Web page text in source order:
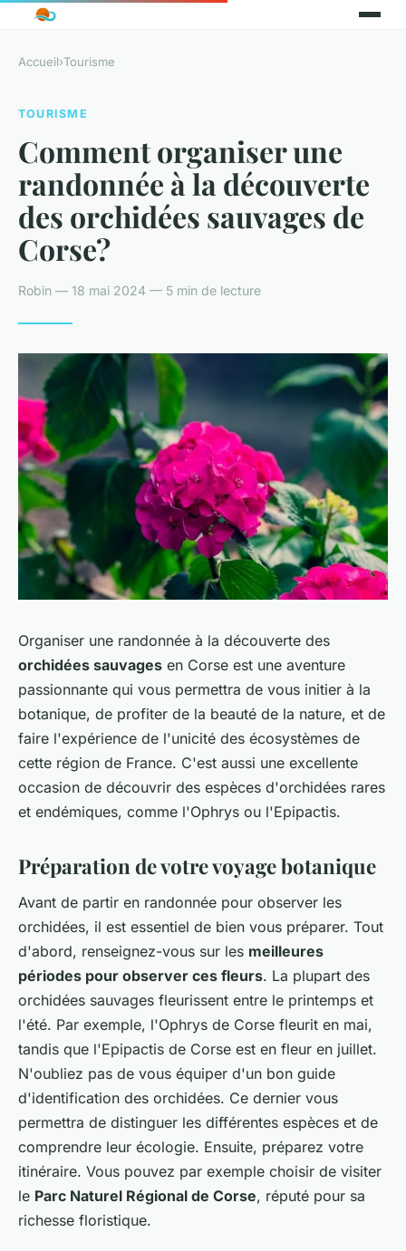
Accueil›Tourisme
TOURISME
Comment organiser une
randonnée à la découverte
des orchidées sauvages de
Corse?
Robin — 18 mai 2024 — 5 min de lecture
Organiser une randonnée à la découverte des
orchidées sauvages en Corse est une aventure
passionnante qui vous permettra de vous initier à la
botanique, de profiter de la beauté de la nature, et de
faire l'expérience de l'unicité des écosystèmes de
cette région de France. C'est aussi une excellente
occasion de découvrir des espèces d'orchidées rares
et endémiques, comme l'Ophrys ou l'Epipactis.
Préparation de votre voyage botanique
Avant de partir en randonnée pour observer les
orchidées, il est essentiel de bien vous préparer. Tout
d'abord, renseignez-vous sur les meilleures
périodes pour observer ces fleurs. La plupart des
orchidées sauvages fleurissent entre le printemps et
l'été. Par exemple, l'Ophrys de Corse fleurit en mai,
tandis que l'Epipactis de Corse est en fleur en juillet.
N'oubliez pas de vous équiper d'un bon guide
d'identification des orchidées. Ce dernier vous
permettra de distinguer les différentes espèces et de
comprendre leur écologie. Ensuite, préparez votre
itinéraire. Vous pouvez par exemple choisir de visiter
le Parc Naturel Régional de Corse, réputé pour sa
richesse floristique.